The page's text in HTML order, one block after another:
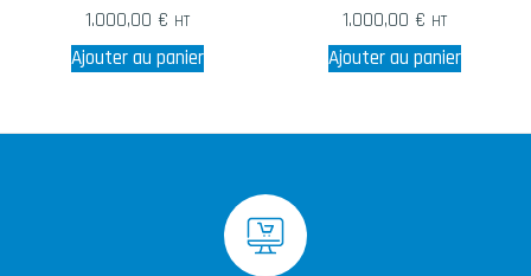
1.000,00 € HT
Ajouter au panier
1.000,00 € HT
Ajouter au panier